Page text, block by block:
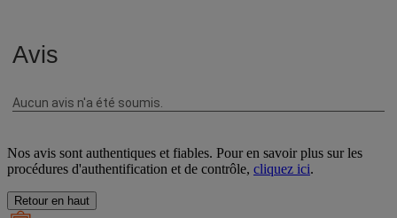
Nos avis sont authentiques et fiables. Pour en savoir plus sur les
procédures d'authentification et de contrôle, cliquez ici.
Retour en haut